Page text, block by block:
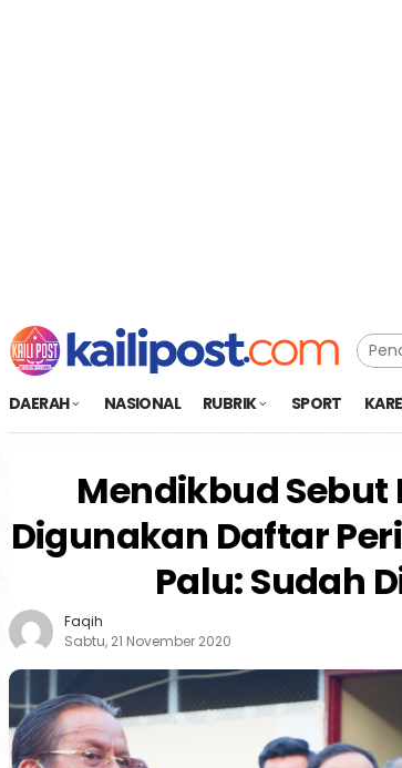
DAERAH NASIONAL RUBRIK SPORT
Mendikbud Sebut
Digunakan Daftar
Palu: Sudah
Faqih
Sabtu, 21 November 2020